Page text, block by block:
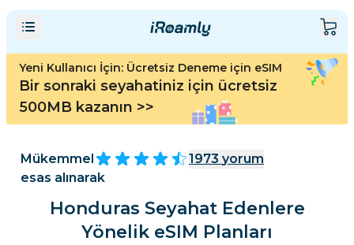
Yeni Kullanıcı İçin: Ücretsiz Deneme için eSIM
Bir sonraki seyahatiniz için ücretsiz
500MB kazanın >>
Mükemmel 1973 yorum
esas alınarak
Honduras Seyahat Edenlere
Yönelik eSIM Planları